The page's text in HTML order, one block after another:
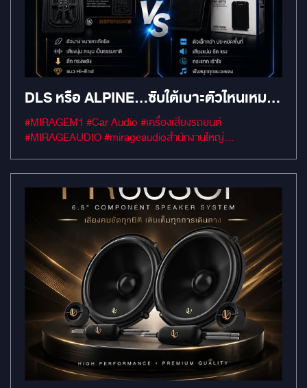
DLS หรือ ALPINE…ซับใต้เบาะตัวไหนเหมาะ
กับคุณ?
#MIRAGEM1 #Car Audio #เครื่องเสียงรถยนต์
#MIRAGEAUDIO #mirageaudioสำนักงานใหญ่